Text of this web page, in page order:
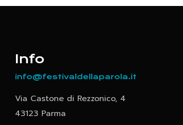
Info
info@festivaldellaparola.it
Via Castone di Rezzonico, 4
43123 Parma